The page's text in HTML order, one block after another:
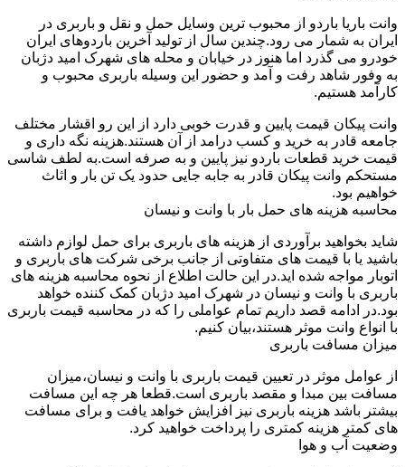
وانت باریا باردو از محبوب ترین وسایل حمل و نقل و باربری در
ایران به شمار می رود.چندین سال از تولید آخرین باردوهای ایران
خودرو می گذرد اما هنوز در خیابان و محله های شهرک امید دژبان
به وفور شاهد رفت و آمد و حضور این وسیله باربری محبوب و
کارآمد هستیم.
وانت پیکان قیمت پایین و قدرت خوبی دارد از این رو اقشار مختلف
جامعه قادر به خرید و کسب درامد از آن هستند.هزینه نگه داری و
قیمت خرید قطعات باردو نیز پایین و به صرفه است.به لطف شاسی
مستحکم وانت پیکان قادر به جابه جایی حدود یک تن بار و اثاث
خواهیم بود.
محاسبه هزینه های حمل بار با وانت و نیسان
شاید بخواهید برآوردی از هزینه های باربری برای حمل لوازم داشته
باشید یا با قیمت های متفاوتی از جانب برخی شرکت های باربری و
اتوبار مواجه شده اید.در این حالت اطلاع از نحوه محاسبه هزینه های
باربری با وانت و نیسان در شهرک امید دژبان کمک کننده خواهد
بود.در ادامه قصد داریم تمام عواملی را که در محاسبه قیمت باربری
با انواع وانت موثر هستند،بیان کنیم.
میزان مسافت باربری
از عوامل موثر در تعیین قیمت باربری با وانت و نیسان،میزان
مسافت بین مبدا و مقصد باربری است.قطعا هر چه این مسافت
بیشتر باشد هزینه باربری نیز افزایش خواهد یافت و برای مسافت
های کمتر هزینه کمتری را پرداخت خواهید کرد.
وضعیت آب و هوا